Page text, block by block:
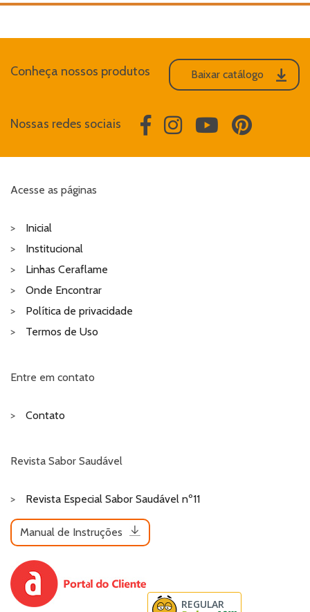
Conheça nossos produtos Baixar catálogo
Nossas redes sociais
Acesse as páginas
Inicial
Institucional
Linhas Ceraflame
Onde Encontrar
Política de privacidade
Termos de Uso
Entre em contato
Contato
Revista Sabor Saudável
Revista Especial Sabor Saudável nº11
Manual de Instruções
REGULAR